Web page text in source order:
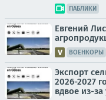
ПАБЛИКИ
Евгений
ВОЕНКОРЫ
Экспорт
2026-2027
вдвое из-